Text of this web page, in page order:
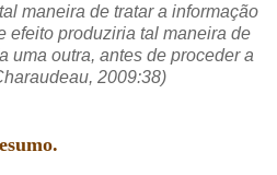
maneira de tratar a informação
efeito produziria tal maneira de
uma outra, antes de proceder a
2009:38)